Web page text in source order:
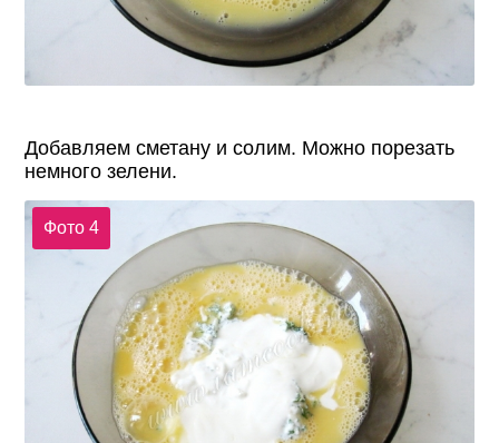
Добавляем сметану и солим. Можно порезать
немного зелени.
Фото 4